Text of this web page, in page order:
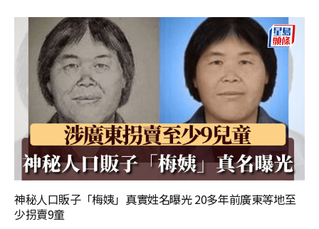
神秘人口販子「梅姨」真實姓名曝光 20多年前廣東等地至
少拐賣9童